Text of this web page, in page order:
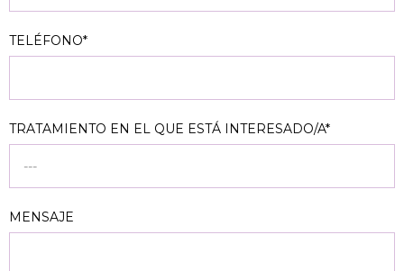
TELÉFONO*
TRATAMIENTO EN EL QUE ESTÁ INTERESADO/A*
MENSAJE